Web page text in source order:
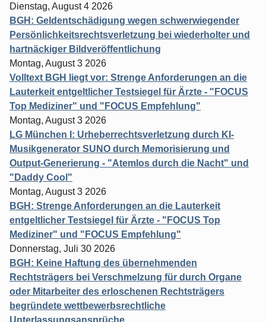
Dienstag, August 4 2026
BGH: Geldentschädigung wegen schwerwiegender
Persönlichkeitsrechtsverletzung bei wiederholter und
hartnäckiger Bildveröffentlichung
Montag, August 3 2026
Volltext BGH liegt vor: Strenge Anforderungen an die
Lauterkeit entgeltlicher Testsiegel für Ärzte - "FOCUS
Top Mediziner" und "FOCUS Empfehlung"
Montag, August 3 2026
LG München I: Urheberrechtsverletzung durch KI-
Musikgenerator SUNO durch Memorisierung und
Output-Generierung - "Atemlos durch die Nacht" und
"Daddy Cool"
Montag, August 3 2026
BGH: Strenge Anforderungen an die Lauterkeit
entgeltlicher Testsiegel für Ärzte - "FOCUS Top
Mediziner" und "FOCUS Empfehlung"
Donnerstag, Juli 30 2026
BGH: Keine Haftung des übernehmenden
Rechtsträgers bei Verschmelzung für durch Organe
oder Mitarbeiter des erloschenen Rechtsträgers
begründete wettbewerbsrechtliche
Unterlassungsansprüche